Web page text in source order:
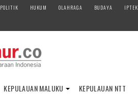
POLITIK HUKUM OLAHRAGA BUDAYA IPTEK
KEPULAUAN MALUKU KEPULAUAN NTT